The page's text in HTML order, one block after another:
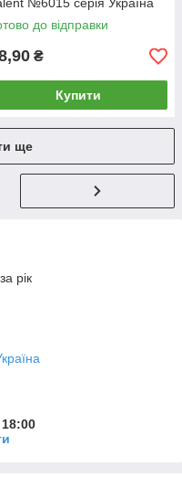
до відправки
₴
Купити
ще
рік